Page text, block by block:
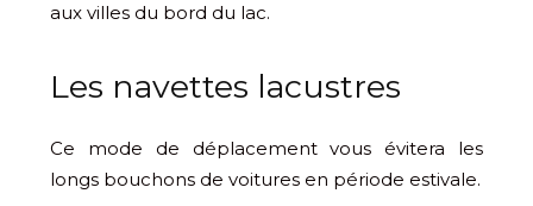
aux villes du bord du lac.
Les navettes lacustres
Ce mode de déplacement vous évitera les
longs bouchons de voitures en période estivale.